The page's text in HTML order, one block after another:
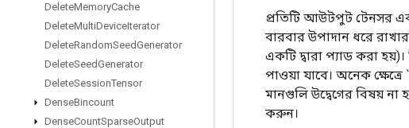
DeleteMemoryCache
DeleteMultiDeviceIterator
DeleteRandomSeedGenerator
DeleteSeedGenerator
DeleteSessionTensor
DenseBincount
DenseCountSparseOutput
প্রতিটি আউটপুট টেনসর
বারবার উপাদান ধরে
একটি দ্বারা প্যাড করা
পাওয়া যাবে। অনেক
মানগুলি উদ্বেগের বিষয় না
করুন।